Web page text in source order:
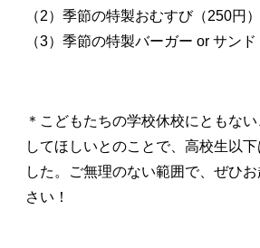
（2）季節の特製おむすび（250円）
（3）季節の特製バーガー or サンド
＊こどもたちの学校休校にともな
してほしいとのことで、高校生以
した。ご無理のない範囲で、ぜひ
さい！